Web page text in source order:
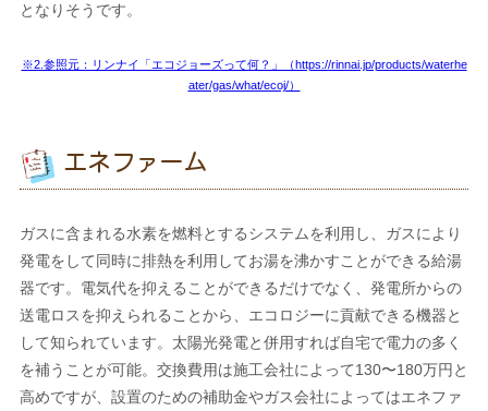
となりそうです。
※2.参照元：リンナイ「エコジョーズって何？」（https://rinnai.jp/products/waterhe
ater/gas/what/ecoj/）
エネファーム
ガスに含まれる水素を燃料とするシステムを利用し、ガスにより
発電をして同時に排熱を利用してお湯を沸かすことができる給湯
器です。電気代を抑えることができるだけでなく、発電所からの
送電ロスを抑えられることから、エコロジーに貢献できる機器と
して知られています。太陽光発電と併用すれば自宅で電力の多く
を補うことが可能。交換費用は施工会社によって130〜180万円と
高めですが、設置のための補助金やガス会社によってはエネファ